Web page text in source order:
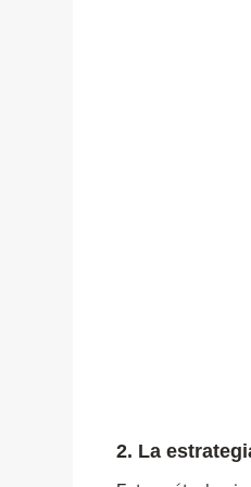
2. La